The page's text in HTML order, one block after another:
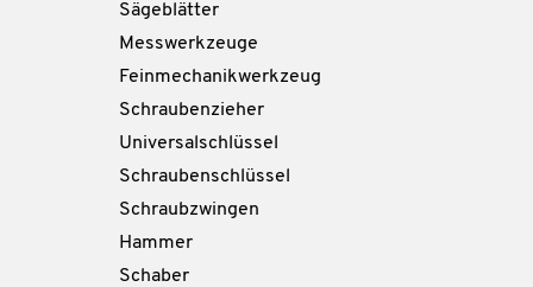
Sägeblätter
Messwerkzeuge
Feinmechanikwerkzeug
Schraubenzieher
Universalschlüssel
Schraubenschlüssel
Schraubzwingen
Hammer
Schaber